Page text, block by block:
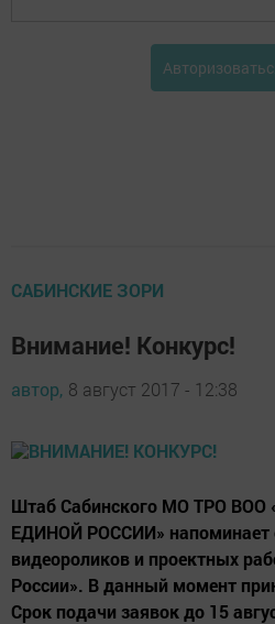
САБИНСКИЕ ЗОРИ
Внимание! Конкурс!
автор, 8 август 2017 - 12:38
Штаб Сабинского МО ТРО
ЕДИНОЙ РОССИИ» напоминает
видеороликов и проектных
России». В данный момент
Срок подачи заявок до 15